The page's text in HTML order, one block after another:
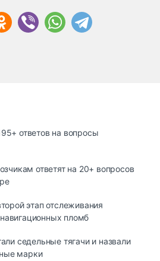
ответов на вопросы
ответят на 20+ вопросов
этап отслеживания
пломб
седельные тягачи и назвали
марки